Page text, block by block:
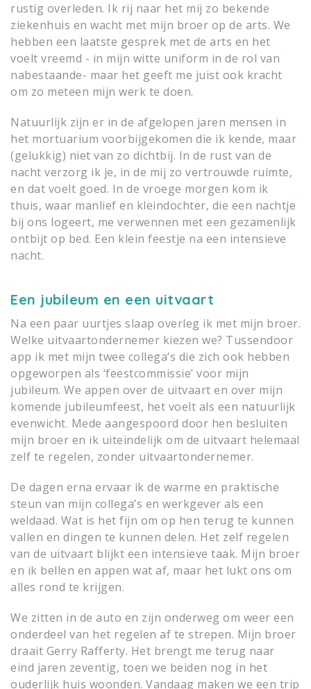
rustig overleden. Ik rij naar het mij zo bekende
ziekenhuis en wacht met mijn broer op de arts. We
hebben een laatste gesprek met de arts en het
voelt vreemd - in mijn witte uniform in de rol van
nabestaande- maar het geeft me juist ook kracht
om zo meteen mijn werk te doen.
Natuurlijk zijn er in de afgelopen jaren mensen in
het mortuarium voorbijgekomen die ik kende, maar
(gelukkig) niet van zo dichtbij. In de rust van de
nacht verzorg ik je, in de mij zo vertrouwde ruimte,
en dat voelt goed. In de vroege morgen kom ik
thuis, waar manlief en kleindochter, die een nachtje
bij ons logeert, me verwennen met een gezamenlijk
ontbijt op bed. Een klein feestje na een intensieve
nacht.
Een jubileum en een uitvaart
Na een paar uurtjes slaap overleg ik met mijn broer.
Welke uitvaartondernemer kiezen we? Tussendoor
app ik met mijn twee collega’s die zich ook hebben
opgeworpen als ‘feestcommissie’ voor mijn
jubileum. We appen over de uitvaart en over mijn
komende jubileumfeest, het voelt als een natuurlijk
evenwicht. Mede aangespoord door hen besluiten
mijn broer en ik uiteindelijk om de uitvaart helemaal
zelf te regelen, zonder uitvaartondernemer.
De dagen erna ervaar ik de warme en praktische
steun van mijn collega’s en werkgever als een
weldaad. Wat is het fijn om op hen terug te kunnen
vallen en dingen te kunnen delen. Het zelf regelen
van de uitvaart blijkt een intensieve taak. Mijn broer
en ik bellen en appen wat af, maar het lukt ons om
alles rond te krijgen.
We zitten in de auto en zijn onderweg om weer een
onderdeel van het regelen af te strepen. Mijn broer
draait Gerry Rafferty. Het brengt me terug naar
eind jaren zeventig, toen we beiden nog in het
ouderlijk huis woonden. Vandaag maken we een trip